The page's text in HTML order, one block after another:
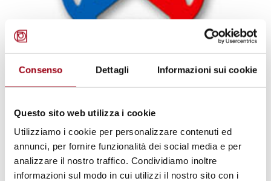
Consenso Dettagli Informazioni sui cookie
Questo sito web utilizza i cookie
Utilizziamo i cookie per personalizzare contenuti ed
annunci, per fornire funzionalità dei social media e per
analizzare il nostro traffico. Condividiamo inoltre
informazioni sul modo in cui utilizzi il nostro sito con i
SERVIZIO CIVILE
Servizio Civile Nazionale:
riapertura dei termini per la
degli stranieri
05.12.2013